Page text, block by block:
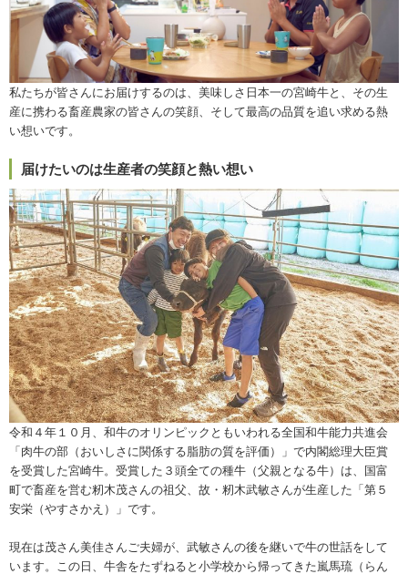
私たちが皆さんにお届けするのは、美味しさ日本一の宮崎牛と、その生
産に携わる畜産農家の皆さんの笑顔、そして最高の品質を追い求める熱
い想いです。
届けたいのは生産者の笑顔と熱い想い
令和４年１０月、和牛のオリンピックともいわれる全国和牛能力共進会
「肉牛の部（おいしさに関係する脂肪の質を評価）」で内閣総理大臣賞
を受賞した宮崎牛。受賞した３頭全ての種牛（父親となる牛）は、国富
町で畜産を営む籾木茂さんの祖父、故・籾木武敏さんが生産した「第５
安栄（やすさかえ）」です。
現在は茂さん美佳さんご夫婦が、武敏さんの後を継いで牛の世話をして
います。この日、牛舎をたずねると小学校から帰ってきた嵐馬琉（らん